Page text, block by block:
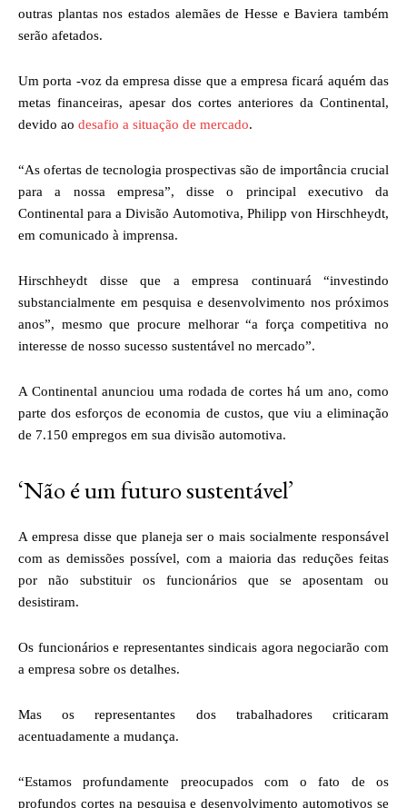
outras plantas nos estados alemães de Hesse e Baviera também
serão afetados.
Um porta -voz da empresa disse que a empresa ficará aquém das
metas financeiras, apesar dos cortes anteriores da Continental,
devido ao desafio a situação de mercado.
“As ofertas de tecnologia prospectivas são de importância crucial
para a nossa empresa”, disse o principal executivo da
Continental para a Divisão Automotiva, Philipp von Hirschheydt,
em comunicado à imprensa.
Hirschheydt disse que a empresa continuará “investindo
substancialmente em pesquisa e desenvolvimento nos próximos
anos”, mesmo que procure melhorar “a força competitiva no
interesse de nosso sucesso sustentável no mercado”.
A Continental anunciou uma rodada de cortes há um ano, como
parte dos esforços de economia de custos, que viu a eliminação
de 7.150 empregos em sua divisão automotiva.
‘Não é um futuro sustentável’
A empresa disse que planeja ser o mais socialmente responsável
com as demissões possível, com a maioria das reduções feitas
por não substituir os funcionários que se aposentam ou
desistiram.
Os funcionários e representantes sindicais agora negociarão com
a empresa sobre os detalhes.
Mas os representantes dos trabalhadores criticaram
acentuadamente a mudança.
“Estamos profundamente preocupados com o fato de os
profundos cortes na pesquisa e desenvolvimento automotivos se